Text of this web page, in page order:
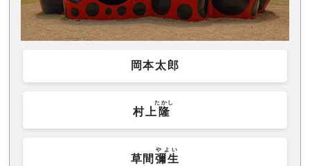
岡本太郎
村上 隆
たかし
草間 彌生
やよい